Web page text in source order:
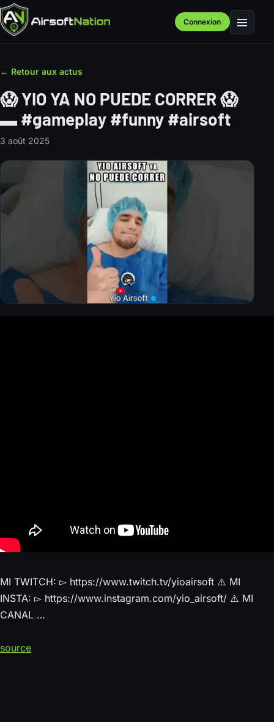
Connexion Menu
← Retour aux actus
😱 YIO YA NO PUEDE CORRER 😱
▬ #gameplay #funny #airsoft
3 août 2025
MI TWITCH: ▻ https://www.twitch.tv/yioairsoft ⚠️ MI
INSTA: ▻ https://www.instagram.com/yio_airsoft/ ⚠️ MI
CANAL …
source